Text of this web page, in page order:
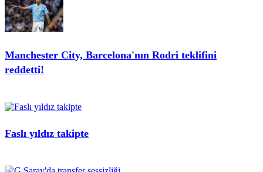
Manchester City, Barcelona'nın Rodri teklifini
reddetti!
Faslı yıldız takipte